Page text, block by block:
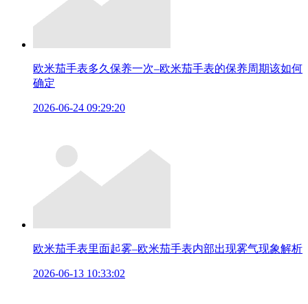
欧米茄手表多久保养一次–欧米茄手表的保养周期该如何
确定
2026-06-24 09:29:20
欧米茄手表里面起雾–欧米茄手表内部出现雾气现象解析
2026-06-13 10:33:02